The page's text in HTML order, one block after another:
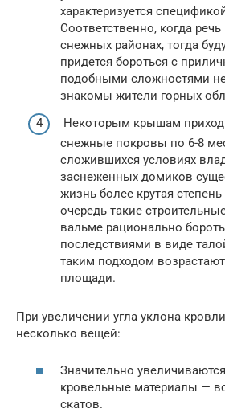
характеризуется
Соответственно, когда
снежных районах, тогда
придется бороться с
подобными сложностями
знакомы жители горных
Некоторым крышам
снежные покровы по 6-8
сложившихся условиях
заснеженных домиков
жизнь более крутая
очередь такие
вальме рационально
последствиями в виде
таким подходом
площади.
При увеличении угла уклона
несколько вещей:
Значительно
кровельные материалы —
скатов.